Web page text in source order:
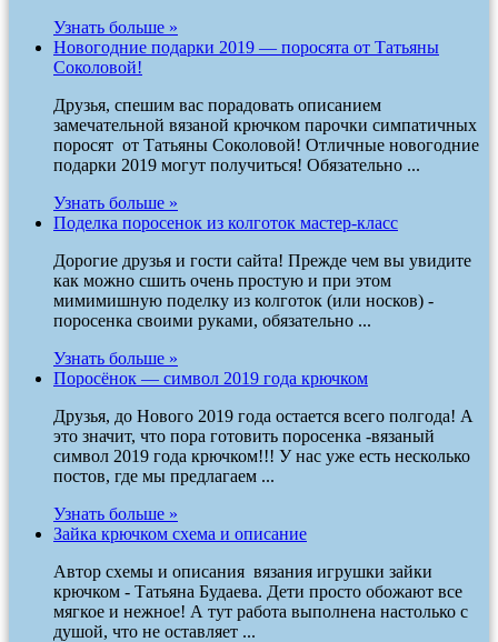
Узнать больше »
Новогодние подарки 2019 — поросята от Татьяны
Соколовой!
Друзья, спешим вас порадовать описанием
замечательной вязаной крючком парочки симпатичных
поросят от Татьяны Соколовой! Отличные новогодние
подарки 2019 могут получиться! Обязательно ...
Узнать больше »
Поделка поросенок из колготок мастер-класс
Дорогие друзья и гости сайта! Прежде чем вы увидите
как можно сшить очень простую и при этом
мимимишную поделку из колготок (или носков) -
поросенка своими руками, обязательно ...
Узнать больше »
Поросёнок — символ 2019 года крючком
Друзья, до Нового 2019 года остается всего полгода! А
это значит, что пора готовить поросенка -вязаный
символ 2019 года крючком!!! У нас уже есть несколько
постов, где мы предлагаем ...
Узнать больше »
Зайка крючком схема и описание
Автор схемы и описания вязания игрушки зайки
крючком - Татьяна Будаева. Дети просто обожают все
мягкое и нежное! А тут работа выполнена настолько с
душой, что не оставляет ...